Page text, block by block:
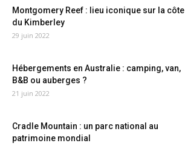
Montgomery Reef : lieu iconique sur la côte
du Kimberley
29 juin 2022
Hébergements en Australie : camping, van,
B&B ou auberges ?
21 juin 2022
Cradle Mountain : un parc national au
patrimoine mondial